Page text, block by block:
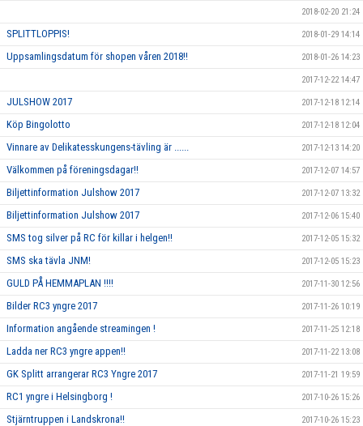
2018-02-20 21:24
SPLITTLOPPIS! 2018-01-29 14:14
Uppsamlingsdatum för shopen våren 2018!! 2018-01-26 14:23
2017-12-22 14:47
JULSHOW 2017 2017-12-18 12:14
Köp Bingolotto 2017-12-18 12:04
Vinnare av Delikatesskungens-tävling är ...... 2017-12-13 14:20
Välkommen på föreningsdagar!! 2017-12-07 14:57
Biljettinformation Julshow 2017 2017-12-07 13:32
Biljettinformation Julshow 2017 2017-12-06 15:40
SMS tog silver på RC för killar i helgen!! 2017-12-05 15:32
SMS ska tävla JNM! 2017-12-05 15:23
GULD PÅ HEMMAPLAN !!!! 2017-11-30 12:56
Bilder RC3 yngre 2017 2017-11-26 10:19
Information angående streamingen ! 2017-11-25 12:18
Ladda ner RC3 yngre appen!! 2017-11-22 13:08
GK Splitt arrangerar RC3 Yngre 2017 2017-11-21 19:59
RC1 yngre i Helsingborg ! 2017-10-26 15:26
Stjärntruppen i Landskrona!! 2017-10-26 15:23